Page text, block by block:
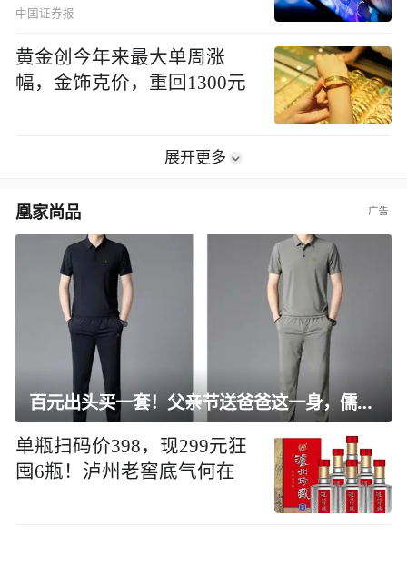
中国证券报
黄金创今年来最大单周涨
幅，金饰克价，重回1300元
展开更多
凰家尚品
百元出头买一套！父亲节送爸爸这一身，儒雅有型还凉爽
单瓶扫码价398，现299元狂
囤6瓶！泸州老窖底气何在